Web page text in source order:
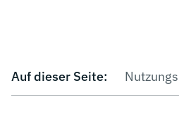
Auf dieser Seite: